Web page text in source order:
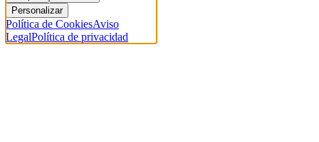
Personalizar
Política de CookiesAviso
LegalPolítica de privacidad